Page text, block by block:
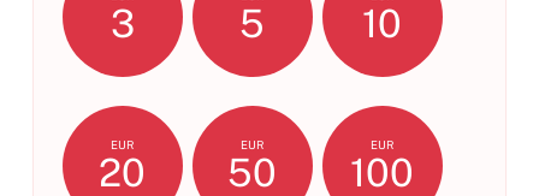
3 5 10
EUR
20
EUR
50
EUR
100